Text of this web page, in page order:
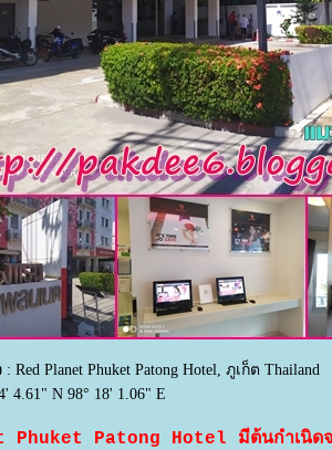
: Red Planet Phuket Patong Hotel, ภูเก็ต Thailand
4.61" N 98° 18' 1.06" E
Phuket Patong Hotel มีต้นกำเนิด